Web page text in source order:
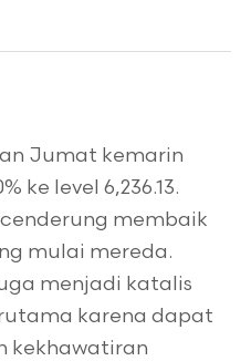
Jumat kemarin
ke level 6,236.13.
membaik
mulai mereda.
menjadi katalis
karena dapat
kekhawatiran